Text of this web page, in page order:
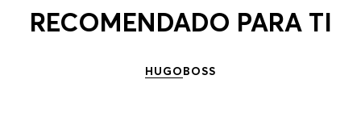
RECOMENDADO PARA TI
HUGOBOSS